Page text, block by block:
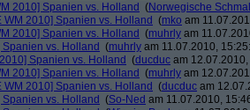
2010] Spanien vs. Holland (Norwegische
WM 2010] Spanien vs. Holland (mko am
2010] Spanien vs. Holland (muhrly am
Spanien vs. Holland (muhrly am 11.07.2010,
Spanien vs. Holland (ducduc am
2010] Spanien vs. Holland (muhrly am
WM 2010] Spanien vs. Holland (ducduc am
Spanien vs. Holland (So-Ned am 11.07.2010,